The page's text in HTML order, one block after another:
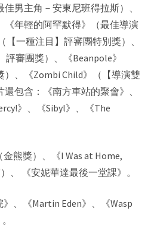
男主角－安東尼班得拉斯）、
《年輕的阿罕默得》（最佳導演
【一種注目】評審團特別獎）、
評審團獎）、《Beanpole》
）、《Zombi Child》（【導演雙
包含：《南方車站的聚會》、
》、《Sibyl》、《The
熊獎）、《I Was at Home,
、 《安妮華達最後一堂課》。
、《Martin Eden》、《Wasp